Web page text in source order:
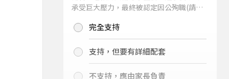
承受巨大壓力，最終被認定因公殉職(請見
你支持老師適度管教學生嗎？
完全支持
支持，但要有詳細配套
不支持，應由家長負責